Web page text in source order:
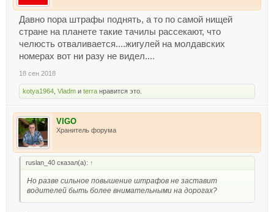
Давно пора штрафы поднять, а то по самой нищей
стране на планете такие тачилы рассекают, что
челюсть отваливается....жигулей на молдавских
номерах вот ни разу не видел....
18 сен 2018
kotya1964 Vladm и terra нравится это.
VIGO
Хранитель форума
ruslan_40 сказал(а): ↑
Но разве сильное повышение штрафов не заставит
водителей быть более внимательными на дорогах?